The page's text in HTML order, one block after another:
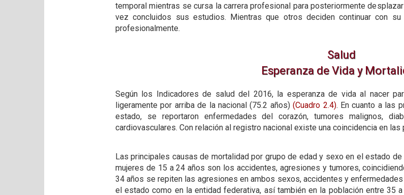
temporal mientras se cursa la carrera profesional para posteriormente
vez concluidos sus estudios. Mientras que otros deciden continuar con
profesionalmente.
Salud
Esperanza de Vida y
Según los Indicadores de salud del 2016, la esperanza de vida al nacer
ligeramente por arriba de la nacional (75.2 años)(Cuadro 2.4). En cuanto a las
estado, se reportaron enfermedades del corazón, tumores malignos,
cardiovasculares. Con relación al registro nacional existe una coincidencia en las
Las principales causas de mortalidad por grupo de edad y sexo en el estado
mujeres de 15 a 24 años son los accidentes, agresiones y tumores,
34 años se repiten las agresiones en ambos sexos, accidentes y
el estado como en la entidad federativa, así también en la población entre 35